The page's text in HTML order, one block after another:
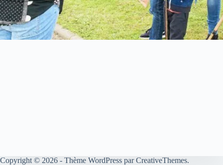
Copyright © 2026 - Thème WordPress parCreativeThemes.